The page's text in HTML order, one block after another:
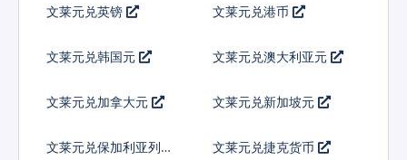
文莱元兑英镑 文莱元兑港币
文莱元兑韩国元 文莱元兑澳大利亚元
文莱元兑加拿大元 文莱元兑新加坡元
文莱元兑保加利亚列弗 文莱元兑捷克货币